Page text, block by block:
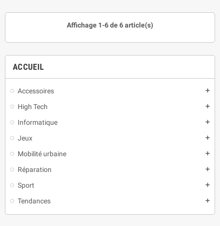
ACCUEIL
Accessoires add
High Tech add
Informatique add
Jeux add
Mobilité urbaine add
Réparation add
Sport add
Tendances add
Affichage 1-6 de 6 article(s)